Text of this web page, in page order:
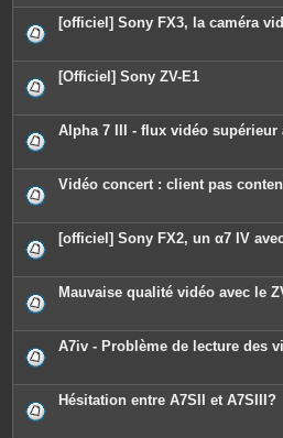
[officiel] Sony FX3, la caméra
[Officiel] Sony ZV-E1
Alpha 7 III - flux vidéo supérieur
Vidéo concert : client pas
[officiel] Sony FX2, un α7 IV
Mauvaise qualité vidéo avec le
A7iv - Problème de lecture des
Hésitation entre A7SII et A7SIII?